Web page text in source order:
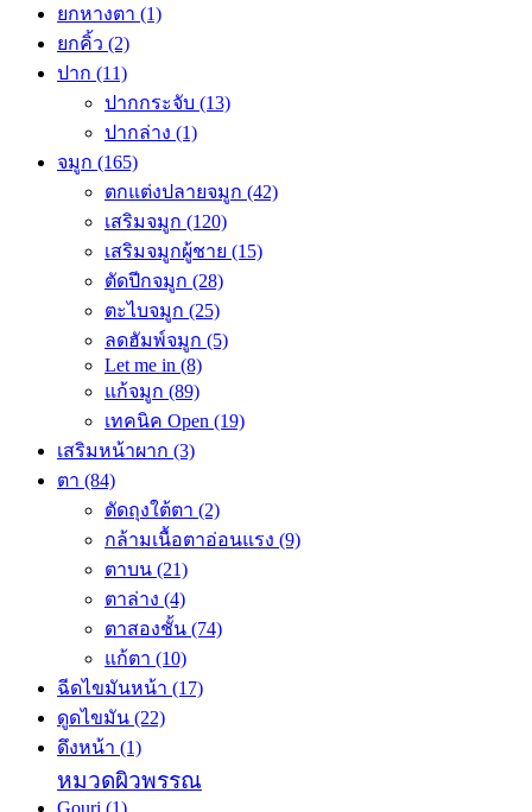
ยกหางตา (1)
ยกคิ้ว (2)
ปาก (11)
ปากกระจับ (13)
ปากล่าง (1)
จมูก (165)
ตกแต่งปลายจมูก (42)
เสริมจมูก (120)
เสริมจมูกผู้ชาย (15)
ตัดปีกจมูก (28)
ตะไบจมูก (25)
ลดฮัมพ์จมูก (5)
Let me in (8)
แก้จมูก (89)
เทคนิค Open (19)
เสริมหน้าผาก (3)
ตา (84)
ตัดถุงใต้ตา (2)
กล้ามเนื้อตาอ่อนแรง (9)
ตาบน (21)
ตาล่าง (4)
ตาสองชั้น (74)
แก้ตา (10)
ฉีดไขมันหน้า (17)
ดูดไขมัน (22)
ดึงหน้า (1)
หมวดผิวพรรณ